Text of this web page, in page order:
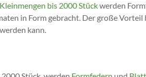
Kleinmengen bis 2000 Stückwerden
in Form gebracht. Der große Vorteil
kann.